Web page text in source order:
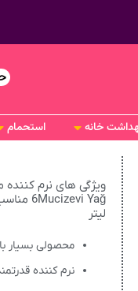
خانه استحمام
لیتر
محصولی بسیار
نرم کننده